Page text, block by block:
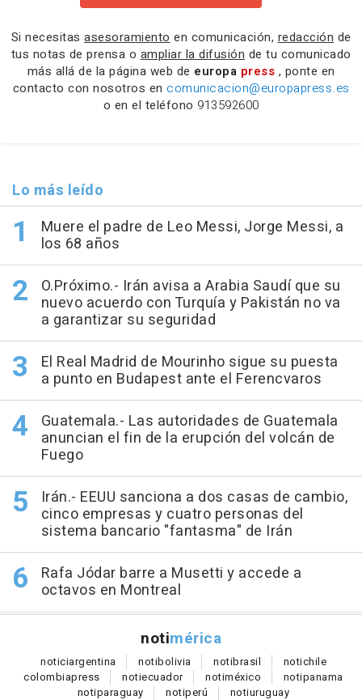
Si necesitas asesoramiento en comunicación, redacción de
tus notas de prensa o ampliar la difusión de tu comunicado
más allá de la página web de europa press , ponte en
contacto con nosotros en comunicacion@europapress.es
o en el teléfono 913592600
Lo más leído
Muere el padre de Leo Messi, Jorge Messi, a
los 68 años
O.Próximo.- Irán avisa a Arabia Saudí que su
nuevo acuerdo con Turquía y Pakistán no va
a garantizar su seguridad
El Real Madrid de Mourinho sigue su puesta
a punto en Budapest ante el Ferencvaros
Guatemala.- Las autoridades de Guatemala
anuncian el fin de la erupción del volcán de
Fuego
Irán.- EEUU sanciona a dos casas de cambio,
cinco empresas y cuatro personas del
sistema bancario "fantasma" de Irán
Rafa Jódar barre a Musetti y accede a
octavos en Montreal
notimérica
noticiargentina notibolivia notibrasil notichile
colombiapress notiecuador notiméxico notipanama
notiparaguay notiperú notiuruguay